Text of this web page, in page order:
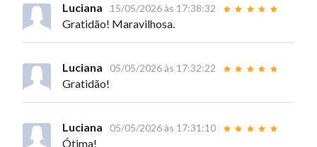
Luciana 15/05/2026 às 17:38:32
Gratidão! Maravilhosa.
Luciana 05/05/2026 às 17:32:22
Gratidão!
Luciana 05/05/2026 às 17:31:10
Ótima!